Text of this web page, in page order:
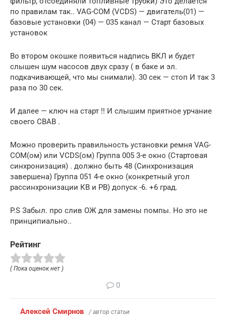
по правилам так.. VAG-COM (VCDS) — двигатель(01) —
базовые установки (04) — 035 канал — Старт базовых
установок
Во втором окошке появиться надпись ВКЛ и будет
слышен шум насосов двух сразу ( в баке и эл.
подкачивающей, что мы снимали). 30 сек — стоп И так 3
раза по 30 сек.
И далее — ключ на старт !! И слышим приятное урчание
своего CBAB .
Можно проверить правильность установки ремня VAG-
COM(ом) или VCDS(ом) Группа 005 3-е окно (Стартовая
синхронизация) . должно быть 48 (Синхронизация
завершена) Группа 051 4-е окно (конкретный угол
рассинхронизации КВ и РВ) допуск -6. +6 град.
P.S Забыл. про слив ОЖ для замены помпы. Но это не
принципиально..
Рейтинг
( Пока оценок нет )
0
Алексей Смирнов / автор статьи